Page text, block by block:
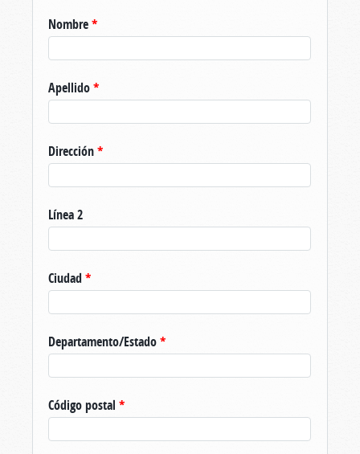
Nombre*
Apellido*
Dirección*
Línea 2
Ciudad *
Departamento/Estado*
Código postal *